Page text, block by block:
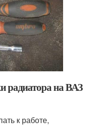
радиатора на ВАЗ
к работе,